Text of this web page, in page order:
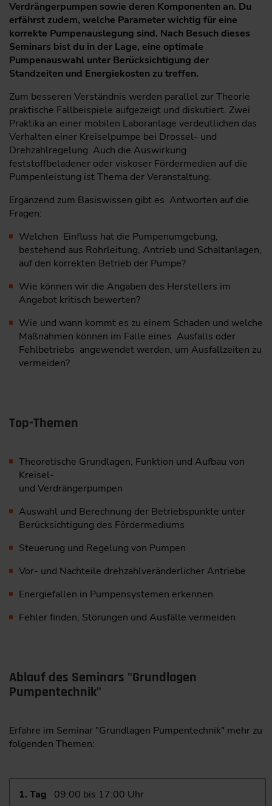
Verdrängerpumpen sowie deren Komponenten an. Du
erfährst zudem, welche Parameter wichtig für eine
korrekte Pumpenauslegung sind. Nach Besuch dieses
Seminars bist du in der Lage, eine optimale
Pumpenauswahl unter Berücksichtigung der
Standzeiten und Energiekosten zu treffen.
Zum besseren Verständnis werden parallel zur Theorie
praktische Fallbeispiele aufgezeigt und diskutiert. Zwei
Praktika an einer mobilen Laboranlage verdeutlichen das
Verhalten einer Kreiselpumpe bei Drossel- und
Drehzahlregelung. Auch die Auswirkung
feststoffbeladener oder viskoser Fördermedien auf die
Pumpenleistung ist Thema der Veranstaltung.
Ergänzend zum Basiswissen gibt es Antworten auf die
Fragen:
Welchen Einfluss hat die Pumpenumgebung,
bestehend aus Rohrleitung, Antrieb und Schaltanlagen,
auf den korrekten Betrieb der Pumpe?
Wie können wir die Angaben des Herstellers im
Angebot kritisch bewerten?
Wie und wann kommt es zu einem Schaden und welche
Maßnahmen können im Falle eines Ausfalls oder
Fehlbetriebs angewendet werden, um Ausfallzeiten zu
vermeiden?
Top-Themen
Theoretische Grundlagen, Funktion und Aufbau von
Kreisel-
und Verdrängerpumpen
Auswahl und Berechnung der Betriebspunkte unter
Berücksichtigung des Fördermediums
Steuerung und Regelung von Pumpen
Vor- und Nachteile drehzahlveränderlicher Antriebe
Energiefallen in Pumpensystemen erkennen
Fehler finden, Störungen und Ausfälle vermeiden
Ablauf des Seminars "Grundlagen
Pumpentechnik"
Erfahre im Seminar "Grundlagen Pumpentechnik" mehr zu
folgenden Themen:
1. Tag 09:00 bis 17:00 Uhr